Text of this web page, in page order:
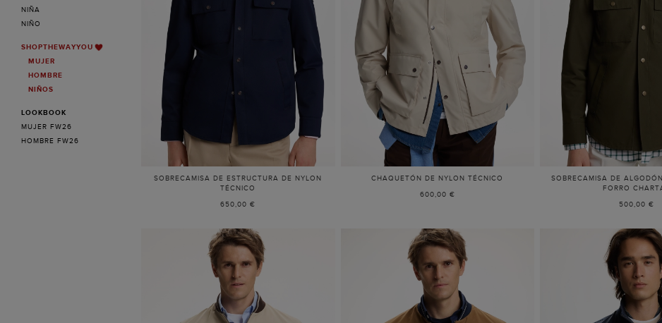
NIÑA
NIÑO
SHOPTHEWAYYOU
MUJER
HOMBRE
NIÑOS
LOOKBOOK
MUJER FW26
HOMBRE FW26
SOBRECAMISA DE ESTRUCTURA DE NYLON
TÉCNICO
650,00 €
CHAQUETÓN DE NYLON TÉCNICO
600,00 €
SOBRECAMISA DE
FORRO
500,00 €